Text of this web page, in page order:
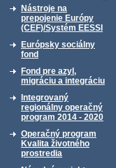
Nástroje na
prepojenie Európy
(CEF)/Systém EESSI
Európsky sociálny
fond
Fond pre azyl,
migráciu a integráciu
Integrovaný
regionálny operačný
program 2014 - 2020
Operačný program
Kvalita životného
prostredia